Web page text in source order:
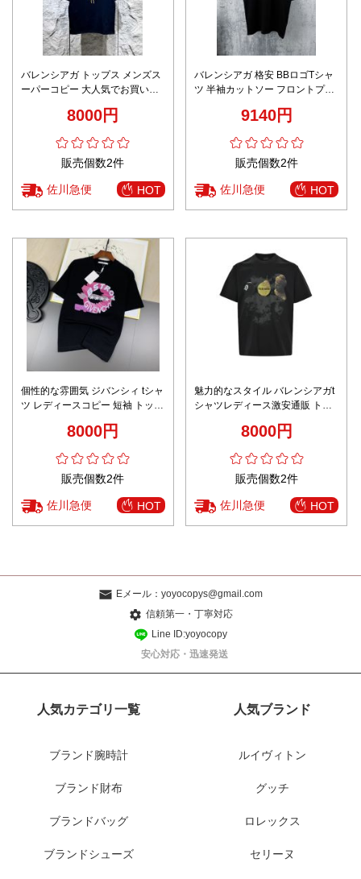
バレンシアガ トップス メンズス
ーパーコピー 大人気でお買い得
品質保証 柔らかい ブラック
8000円
販売個数2件
佐川急便 HOT
バレンシアガ 格安 BBロゴTシャ
ツ 半袖カットソー フロントプリ
9140円
販売個数2件
佐川急便 HOT
個性的な雰囲気 ジバンシィ tシャ
ツ レディースコピー 短袖 トップ
ゆったり ブラック
8000円
販売個数2件
佐川急便 HOT
魅力的なスタイル バレンシアガt
シャツレディース激安通販 トッ
8000円
販売個数2件
佐川急便 HOT
Eメール： yoyocopys@gmail.com
信頼第一・丁寧対応
Line ID:yoyocopy
安心対応・迅速発送
人気カテゴリ一覧
ブランド腕時計
ブランド財布
ブランドバッグ
ブランドシューズ
人気ブランド
ルイヴィトン
グッチ
ロレックス
セリーヌ